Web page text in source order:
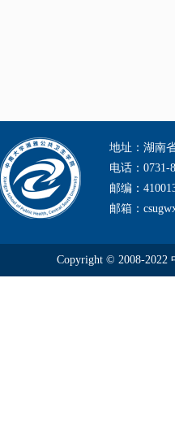
地址：湖南
电话：0731-
邮编：
邮箱：
Copyright © 2008-2022